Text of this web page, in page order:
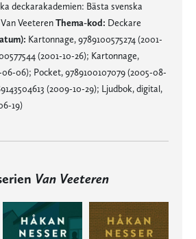
deckarakademien: Bästa svenska
Van VeeterenThema-kod: Deckare
Kartonnage, 9789100575274 (2001-
(2001-10-26); Kartonnage,
06-06); Pocket, 9789100107079 (2005-08-
(2009-10-29); Ljudbok, digital,
19)
Van Veeteren